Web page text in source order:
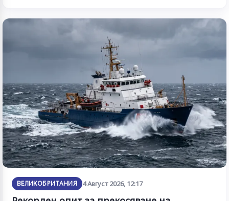
ВЕЛИКОБРИТАНИЯ 4 Август 2026, 12:17